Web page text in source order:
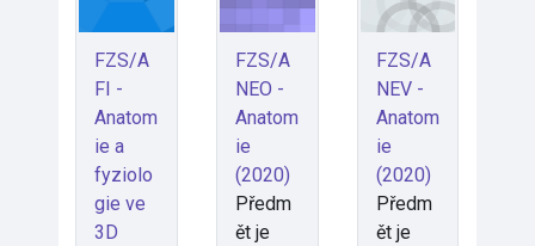
FZS/A
FI -
Anatom
ie a
fyziolo
gie ve
3D
FZS/A
NEO -
Anatom
ie
(2020)
Předm
ět je
FZS/A
NEV -
Anatom
ie
(2020)
Předm
ět je